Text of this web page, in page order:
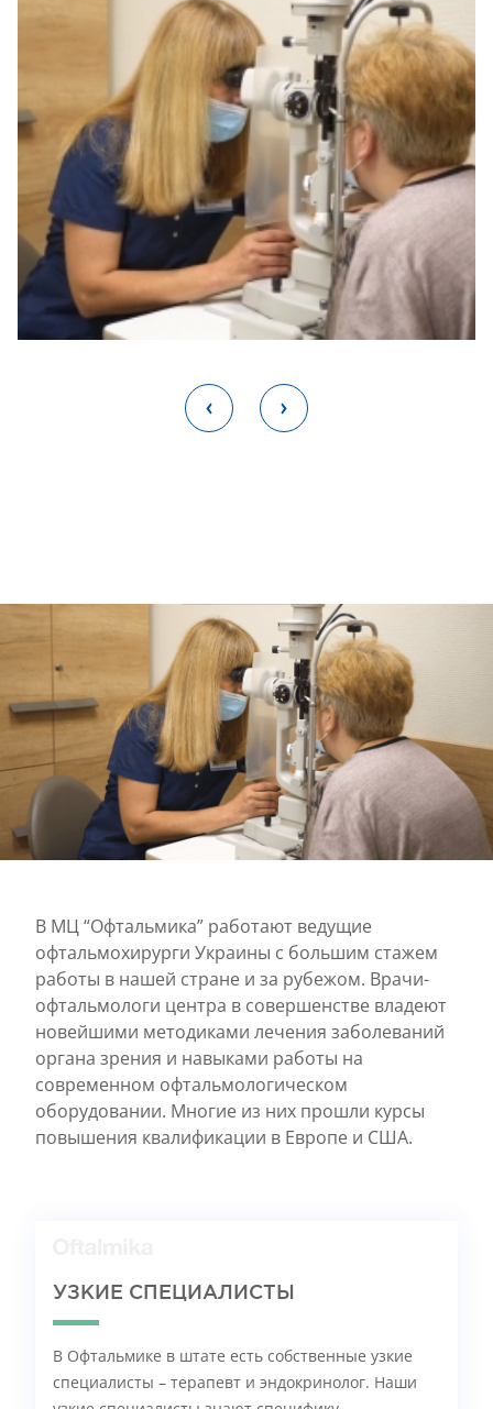
В МЦ “Офтальмика” работают ведущие
офтальмохирурги Украины с большим стажем
работы в нашей стране и за рубежом. Врачи-
офтальмологи центра в совершенстве владеют
новейшими методиками лечения заболеваний
органа зрения и навыками работы на
современном офтальмологическом
оборудовании. Многие из них прошли курсы
повышения квалификации в Европе и США.
УЗКИЕ СПЕЦИАЛИСТЫ
В Офтальмике в штате есть собственные узкие
специалисты – терапевт и эндокринолог. Наши